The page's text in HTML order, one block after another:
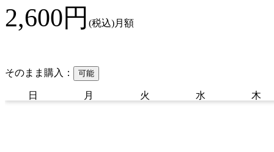
2,600円 (税込)月額
そのまま購入： 可能
日 月 火 水 木